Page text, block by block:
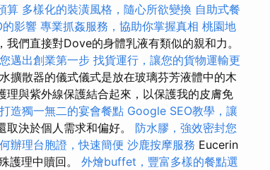
算 多樣化的裝潢風格，隨心所欲變換 自助式餐
的影響 專業抓姦服務，協助你掌握真相 桃園地
們直接對Dove的身體乳液有類似的親和力。
邁出創業第一步 找貨運行，讓您的貨物運輸更
擴散器的儀式儀式是放在玻璃芬芳液體中的木
與紫外線保護結合起來，以保護我的皮膚免
造獨一無二的宴會餐點 Google SEO教學，讓
決於個人需求和偏好。 防水膠，強效密封您
辦理台胞證，快速簡便 沙鹿按摩服務 Eucerin
護理中贖回。 外燴buffet，豐富多樣的餐點選